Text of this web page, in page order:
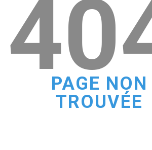
PAGE NON
TROUVÉE